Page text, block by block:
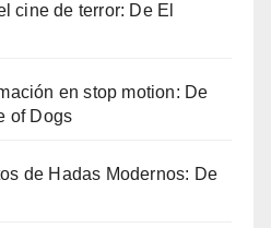
cine de terror: De El
en stop motion: De
of Dogs
de Hadas Modernos: De